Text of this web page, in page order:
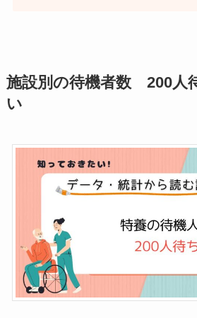
施設別の待機者数 200人
い